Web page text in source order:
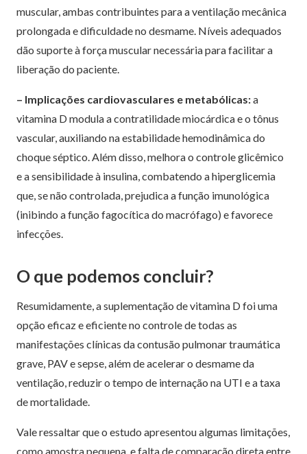
muscular, ambas contribuintes para a ventilação mecânica
prolongada e dificuldade no desmame. Níveis adequados
dão suporte à força muscular necessária para facilitar a
liberação do paciente.
– Implicações cardiovasculares e metabólicas:a
vitamina D modula a contratilidade miocárdica e o tônus
vascular, auxiliando na estabilidade hemodinâmica do
choque séptico. Além disso, melhora o controle glicêmico
e a sensibilidade à insulina, combatendo a hiperglicemia
que, se não controlada, prejudica a função imunológica
(inibindo a função fagocítica do macrófago) e favorece
infecções.
O que podemos concluir?
Resumidamente, a suplementação de vitamina D foi uma
opção eficaz e eficiente no controle de todas as
manifestações clínicas da contusão pulmonar traumática
grave, PAV e sepse, além de acelerar o desmame da
ventilação, reduzir o tempo de internação na UTI e a taxa
de mortalidade.
Vale ressaltar que o estudo apresentou algumas limitações,
como amostra pequena, e falta de comparação direta entre